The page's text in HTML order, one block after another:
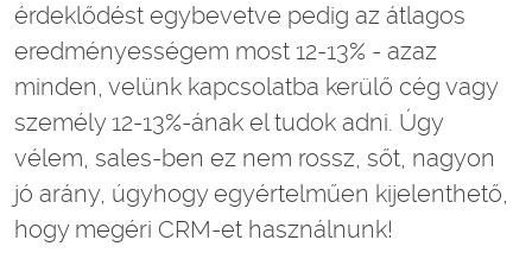
érdeklődést egybevetve pedig az átlagos
eredményességem most 12-13% - azaz
minden, velünk kapcsolatba kerülő cég vagy
személy 12-13%-ának el tudok adni. Úgy
vélem, sales-ben ez nem rossz, sőt, nagyon
jó arány, úgyhogy egyértelműen kijelenthető,
hogy megéri CRM-et használnunk!